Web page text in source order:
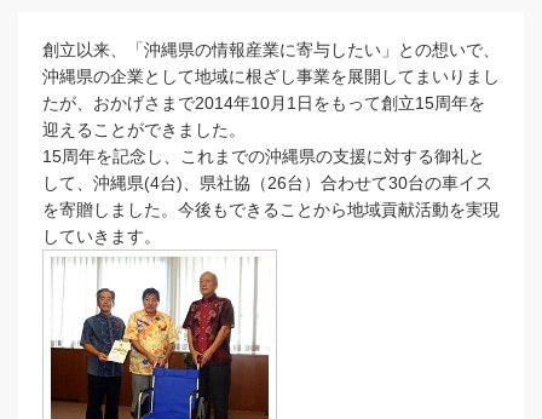
創立以来、「沖縄県の情報産業に寄与したい」との想いで、
沖縄県の企業として地域に根ざし事業を展開してまいりまし
たが、おかげさまで2014年10月1日をもって創立15周年を
迎えることができました。
15周年を記念し、これまでの沖縄県の支援に対する御礼と
して、沖縄県(4台)、県社協（26台）合わせて30台の車イス
を寄贈しました。今後もできることから地域貢献活動を実現
していきます。